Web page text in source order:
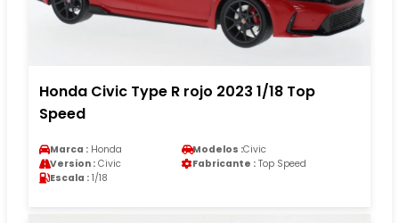
Honda Civic Type R rojo 2023 1/18 Top
Speed
Marca : Honda Modelos :Civic
Version : Civic Fabricante : Top Speed
Escala : 1/18